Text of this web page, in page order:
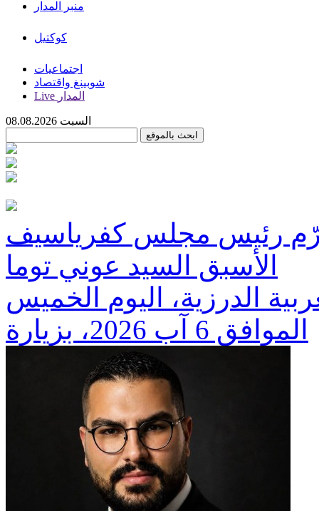
منبر المدار
كوكتيل
اجتماعيات
شوبينغ واقتصاد
Live المدار
تكرّم رئيس مجلس كفرياسيف
الأسبق السيد عوني توما
الدرزية، اليوم الخميس
الموافق 6 آب 2026، بزيارة